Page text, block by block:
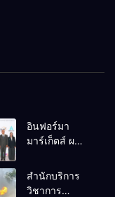
อินฟอร์มา
มาร์เก็ตส์ ผนึก
ธุรกิจท่อง
เที่ยว-บริการ
สำนักบริการ
วิชาการ